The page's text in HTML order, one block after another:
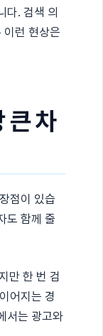
다. 검색 의
이런 현상은
큰 차
점이 있습
도 함께 줄
만 한 번 검
어지는 경
서는 광고와